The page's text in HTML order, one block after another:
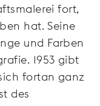
fort,
hat. Seine
und Farben
1953 gibt
fortan ganz
des